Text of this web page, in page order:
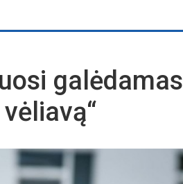
galėdamas